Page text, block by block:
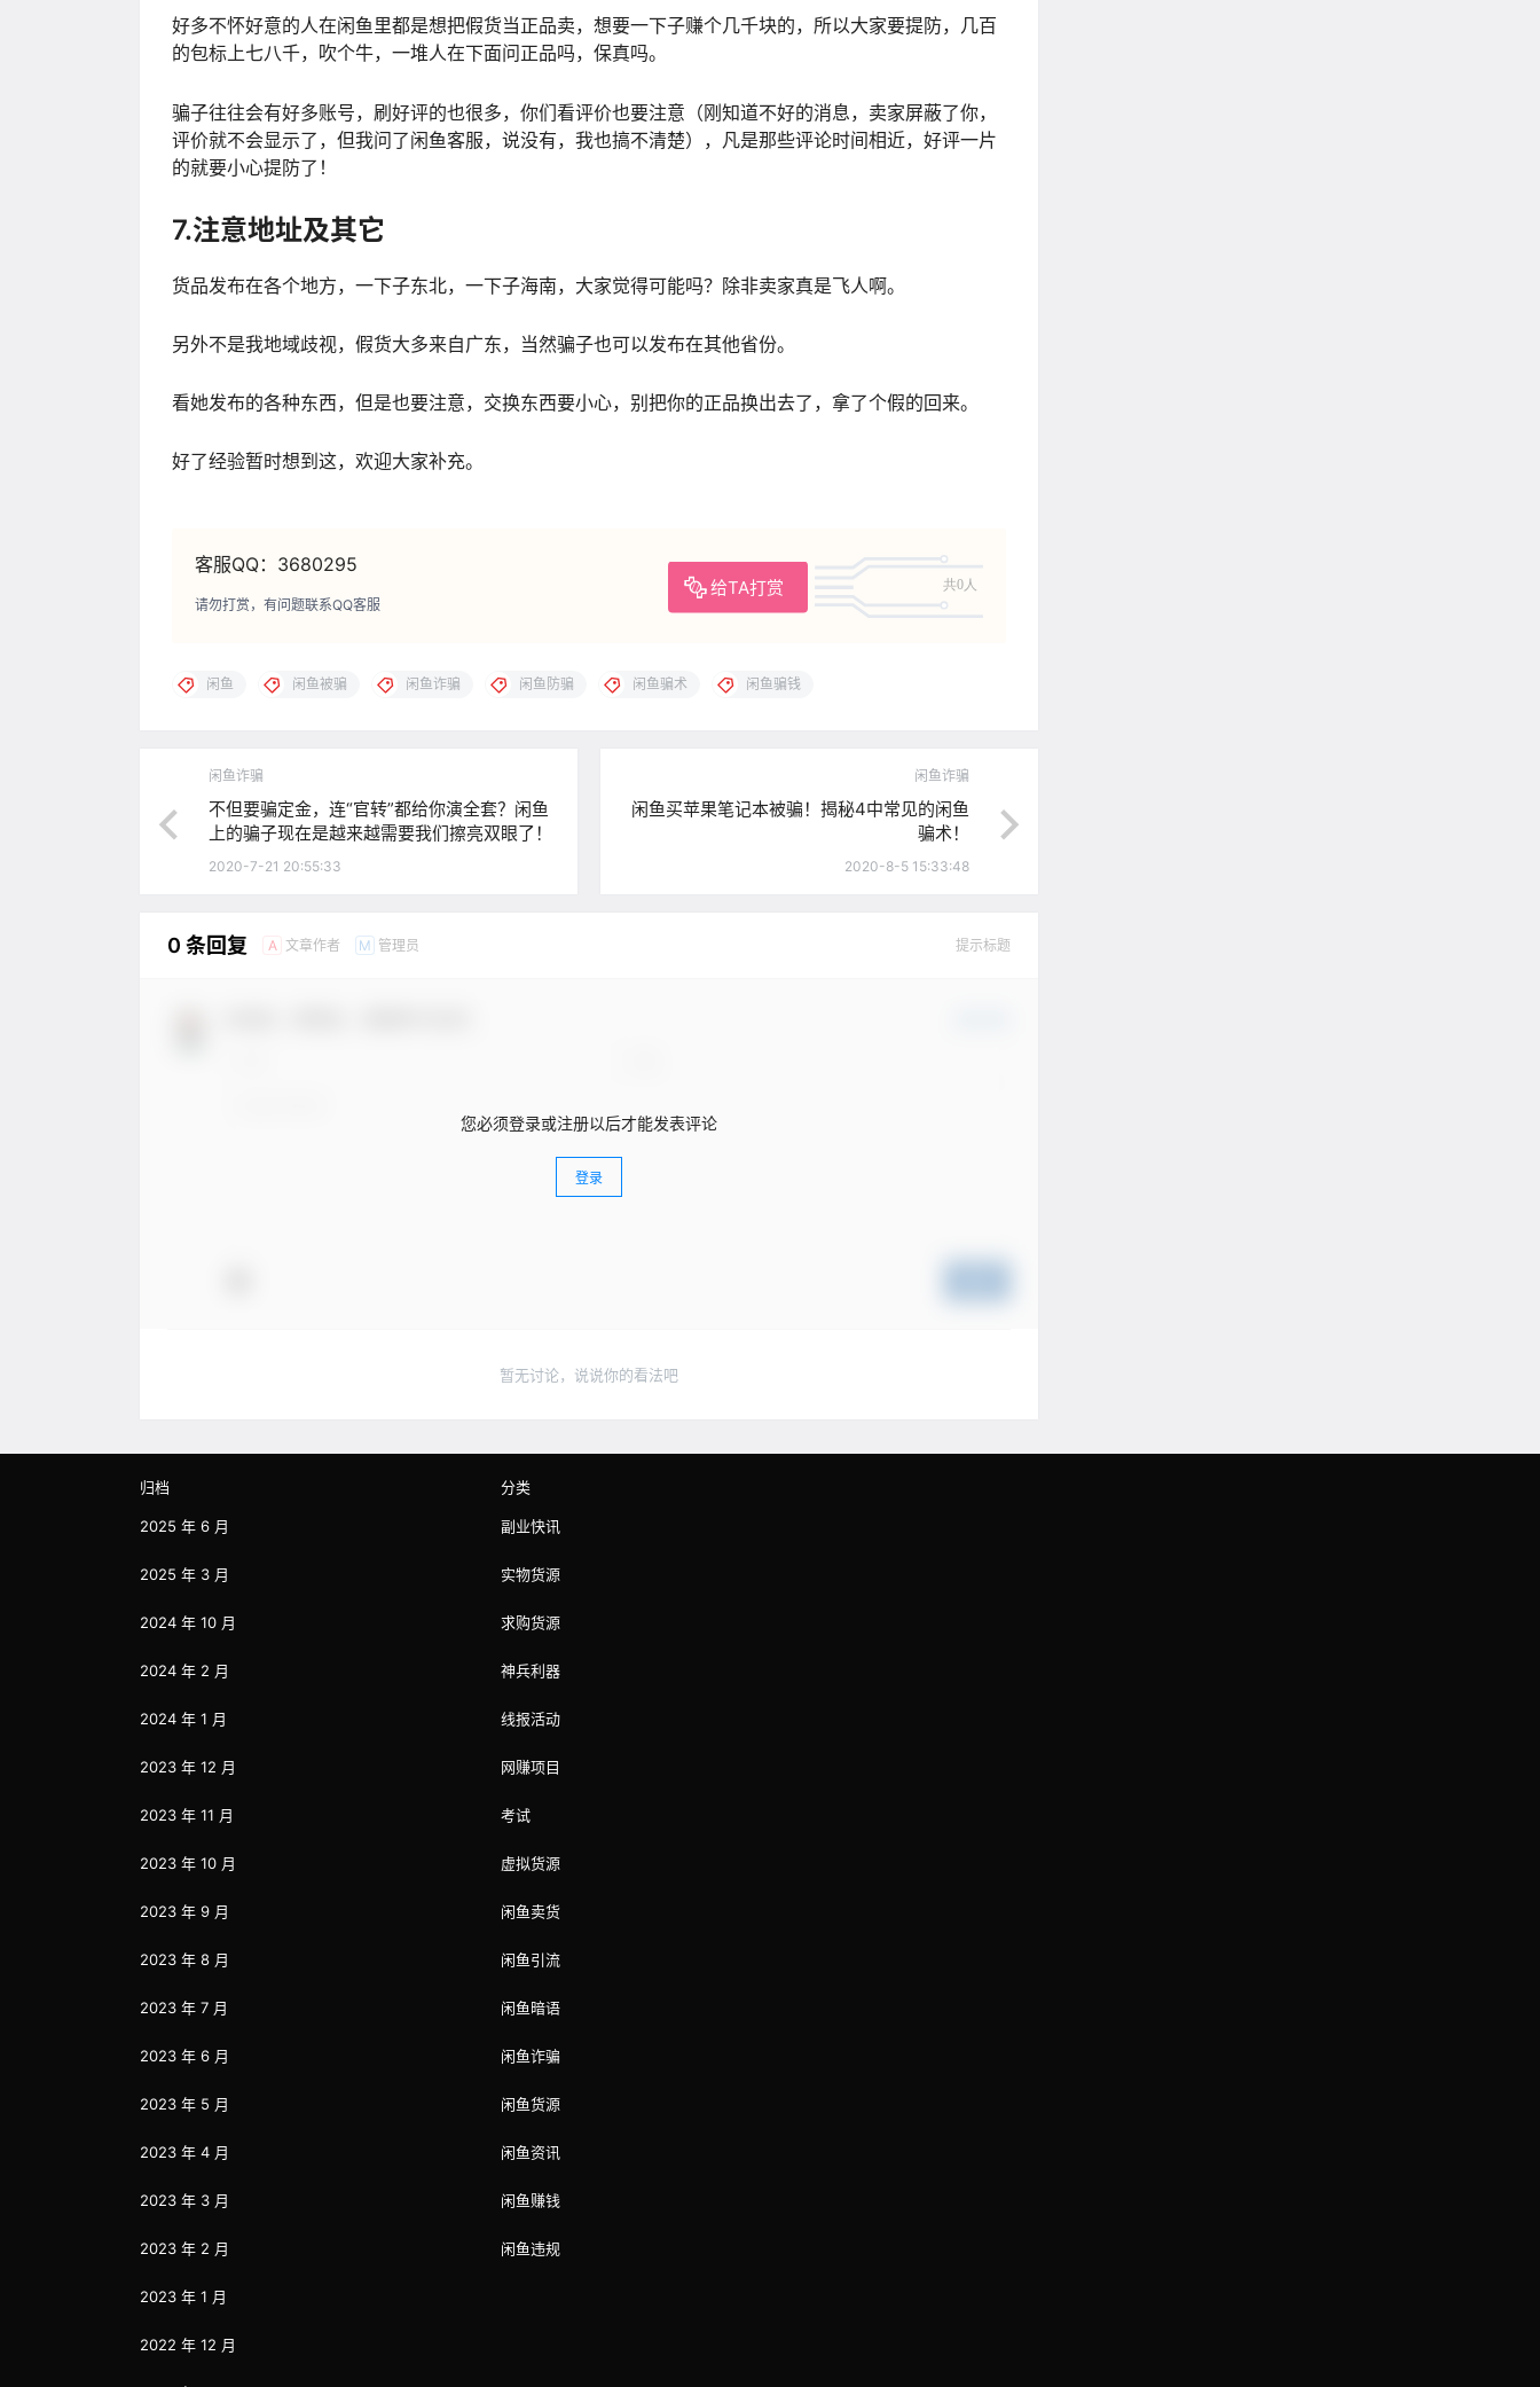
好多不怀好意的人在闲鱼里都是想把假货当正品卖，想要一下子赚个几千块的，所以大家要提防，几百
的包标上七八千，吹个牛，一堆人在下面问正品吗，保真吗。
骗子往往会有好多账号，刷好评的也很多，你们看评价也要注意（刚知道不好的消息，卖家屏蔽了你，
评价就不会显示了，但我问了闲鱼客服，说没有，我也搞不清楚），凡是那些评论时间相近，好评一片
的就要小心提防了！
7.注意地址及其它
货品发布在各个地方，一下子东北，一下子海南，大家觉得可能吗？除非卖家真是飞人啊。
另外不是我地域歧视，假货大多来自广东，当然骗子也可以发布在其他省份。
看她发布的各种东西，但是也要注意，交换东西要小心，别把你的正品换出去了，拿了个假的回来。
好了经验暂时想到这，欢迎大家补充。
客服QQ：3680295
给TA打赏 共0人
请勿打赏，有问题联系QQ客服
闲鱼 闲鱼被骗 闲鱼诈骗 闲鱼防骗 闲鱼骗术 闲鱼骗钱
闲鱼诈骗
不但要骗定金，连“官转”都给你演全套？闲鱼
上的骗子现在是越来越需要我们擦亮双眼了！
2020-7-21 20:55:33
闲鱼诈骗
闲鱼买苹果笔记本被骗！揭秘4中常见的闲鱼
骗术！
2020-8-5 15:33:48
0 条回复 A 文章作者 M 管理员 提示标题
您必须登录或注册以后才能发表评论
登录
暂无讨论，说说你的看法吧
归档
2025 年 6 月
2025 年 3 月
2024 年 10 月
2024 年 2 月
2024 年 1 月
2023 年 12 月
2023 年 11 月
2023 年 10 月
2023 年 9 月
2023 年 8 月
2023 年 7 月
2023 年 6 月
2023 年 5 月
2023 年 4 月
2023 年 3 月
2023 年 2 月
2023 年 1 月
2022 年 12 月
分类
副业快讯
实物货源
求购货源
神兵利器
线报活动
网赚项目
考试
虚拟货源
闲鱼卖货
闲鱼引流
闲鱼暗语
闲鱼诈骗
闲鱼货源
闲鱼资讯
闲鱼赚钱
闲鱼违规